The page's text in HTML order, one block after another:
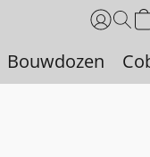
Bouwdozen